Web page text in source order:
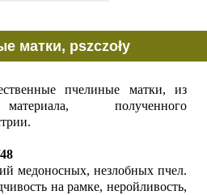
матки, pszczoły
пчелиные матки, из
полученного
медоносных, незлобных пчел.
на рамке, неройливость,